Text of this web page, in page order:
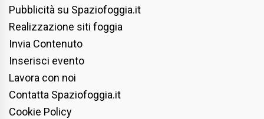
Pubblicità su Spaziofoggia.it
Realizzazione siti foggia
Invia Contenuto
Inserisci evento
Lavora con noi
Contatta Spaziofoggia.it
Cookie Policy